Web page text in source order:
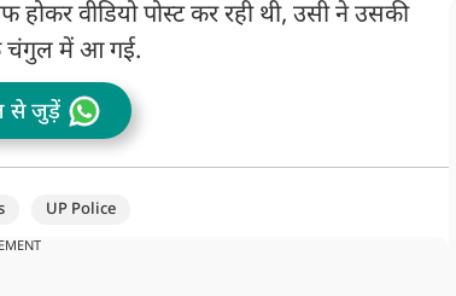
होकर वीडियो पोस्ट कर रही थी, उसी ने उसकी
चंगुल में आ गई.
से जुड़ें
UP Police